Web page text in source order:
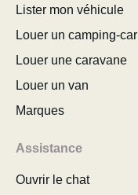
Lister mon véhicule
Louer un camping-car
Louer une caravane
Louer un van
Marques
Assistance
Ouvrir le chat